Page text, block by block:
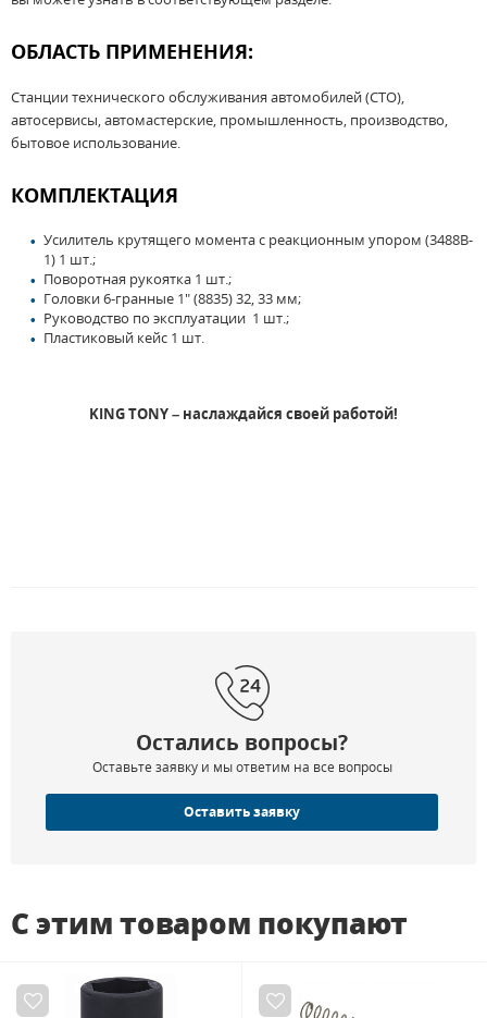
ОБЛАСТЬ ПРИМЕНЕНИЯ:
Станции технического обслуживания автомобилей (СТО),
автосервисы, автомастерские, промышленность, производство,
бытовое использование.
КОМПЛЕКТАЦИЯ
Усилитель крутящего момента с реакционным упором (3488B-
1) 1 шт.;
Поворотная рукоятка 1 шт.;
Головки 6-гранные 1" (8835) 32, 33 мм;
Руководство по эксплуатации 1 шт.;
Пластиковый кейс 1 шт.
KING TONY – наслаждайся своей работой!
Остались вопросы?
Оставьте заявку и мы ответим на все вопросы
Оставить заявку
С этим товаром покупают